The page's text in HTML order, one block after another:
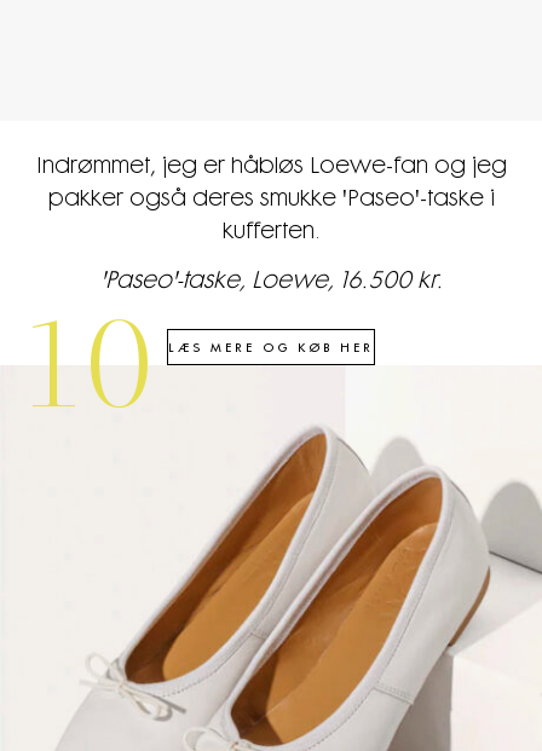
Indrømmet, jeg er håbløs Loewe-fan og jeg
pakker også deres smukke 'Paseo'-taske i
kufferten.
'Paseo'-taske, Loewe, 16.500 kr.
LÆS MERE OG KØB HER
10